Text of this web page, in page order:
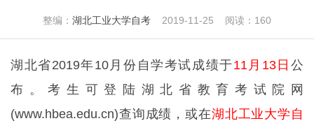
整编： 湖北工业大学自考 2019-11-25 阅读：160
湖北省2019年10月份自学考试成绩于11月13日公
布。考生可登陆湖北省教育考试院网
(www.hbea.edu.cn)查询成绩，或在湖北工业大学自